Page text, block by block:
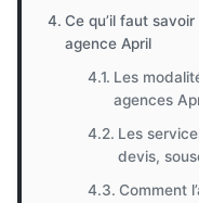
Ce qu’il faut
agence April
Les
agences
Les
devis,
Comment